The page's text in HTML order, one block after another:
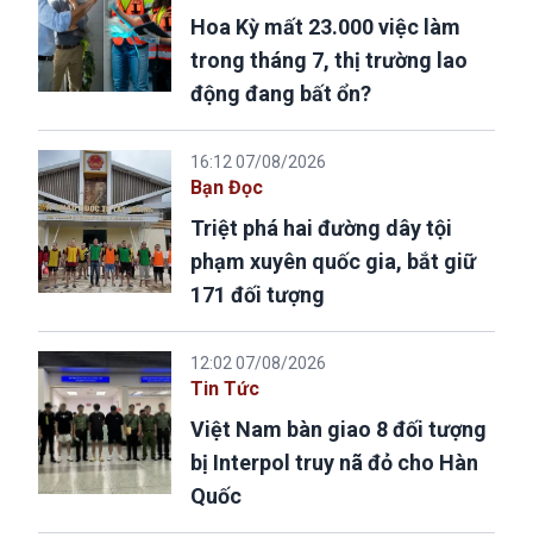
Hoa Kỳ mất 23.000 việc làm
trong tháng 7, thị trường lao
động đang bất ổn?
16:12 07/08/2026
Bạn Đọc
Triệt phá hai đường dây tội
phạm xuyên quốc gia, bắt giữ
171 đối tượng
12:02 07/08/2026
Tin Tức
Việt Nam bàn giao 8 đối tượng
bị Interpol truy nã đỏ cho Hàn
Quốc